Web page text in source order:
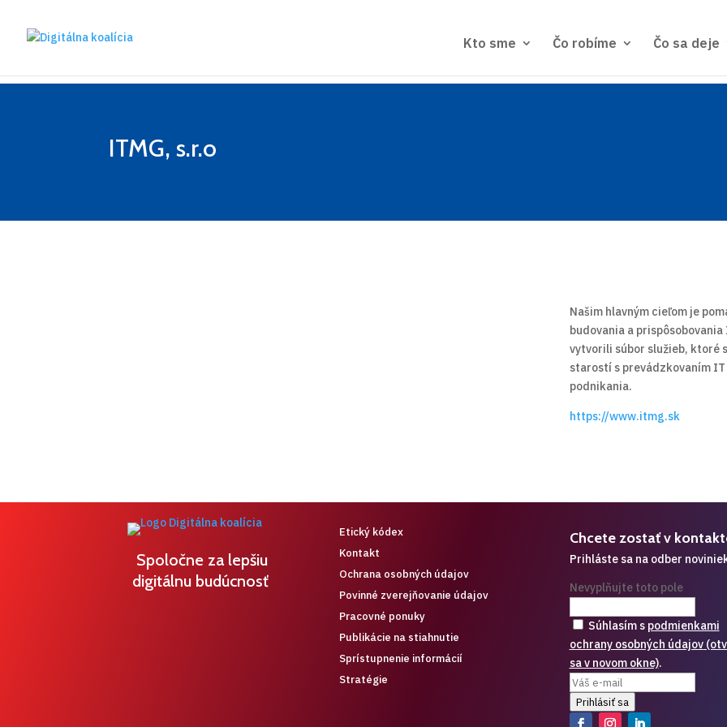
Kto sme Čo robíme Čo sa deje
ITMG, s.r.o
Našim hlavným cieľom je
budovania a
vytvorili súbor služieb, ktoré
starostí s prevádzkovaním
podnikania.
https://www.itmg.sk
Spoločne za lepšiu
digitálnu budúcnosť
Etický kódex
Kontakt
Ochrana osobných údajov
Povinné zverejňovanie údajov
Pracovné ponuky
Publikácie na stiahnutie
Sprístupnenie informácií
Stratégie
Chcete zostať v
Prihláste sa na odber
Nevyplňujte toto pole
Súhlasím s podmienkami
ochrany osobných údajov
sa v novom okne).
Prihlásiť sa